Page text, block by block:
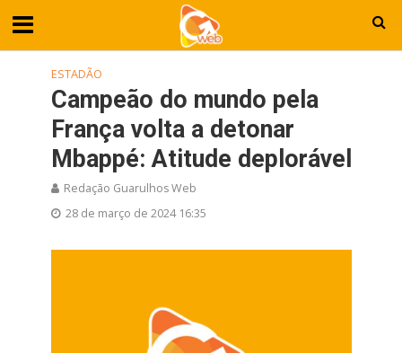
ESTADÃO
Campeão do mundo pela
França volta a detonar
Mbappé: Atitude deplorável
Redação Guarulhos Web
28 de março de 2024 16:35